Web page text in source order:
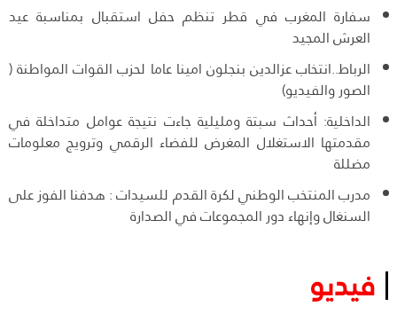
سفارة المغرب في قطر تنظم حفل استقبال بمناسبة عيد
العرش المجيد
الرباط..انتخاب عزالدين بنجلون امينا عاما لحزب القوات المواطنة (
الصور والفيديو)
الداخلية: أحداث سبتة ومليلية جاءت نتيجة عوامل متداخلة في
مقدمتها الاستغلال المغرض للفضاء الرقمي وترويج معلومات
مضللة
مدرب المنتخب الوطني لكرة القدم للسيدات : هدفنا الفوز على
السنغال وإنهاء دور المجموعات في الصدارة
فيديو